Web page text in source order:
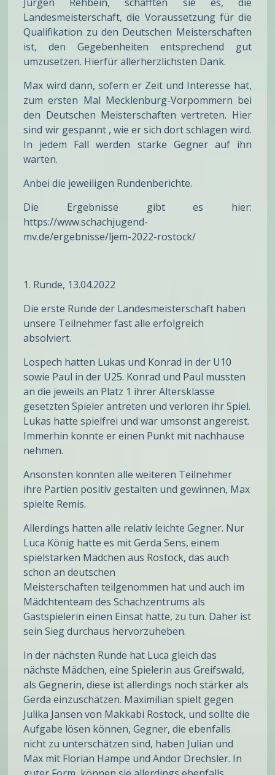
Landesmeisterschaft, die Voraussetzung für die
Qualifikation zu den Deutschen Meisterschaften
ist, den Gegebenheiten entsprechend gut
umzusetzen. Hierfür allerherzlichsten Dank.
Max wird dann, sofern er Zeit und Interesse hat,
zum ersten Mal Mecklenburg-Vorpommern bei
den Deutschen Meisterschaften vertreten. Hier
sind wir gespannt , wie er sich dort schlagen wird.
In jedem Fall werden starke Gegner auf ihn
warten.
Anbei die jeweiligen Rundenberichte.
Die Ergebnisse gibt es hier:
https://www.schachjugend-
mv.de/ergebnisse/ljem-2022-rostock/
1. Runde, 13.04.2022
Die erste Runde der Landesmeisterschaft haben
unsere Teilnehmer fast alle erfolgreich
absolviert.
Lospech hatten Lukas und Konrad in der U10
sowie Paul in der U25. Konrad und Paul mussten
an die jeweils an Platz 1 ihrer Altersklasse
gesetzten Spieler antreten und verloren ihr Spiel.
Lukas hatte spielfrei und war umsonst angereist.
Immerhin konnte er einen Punkt mit nachhause
nehmen.
Ansonsten konnten alle weiteren Teilnehmer
ihre Partien positiv gestalten und gewinnen, Max
spielte Remis.
Allerdings hatten alle relativ leichte Gegner. Nur
Luca König hatte es mit Gerda Sens, einem
spielstarken Mädchen aus Rostock, das auch
schon an deutschen
Meisterschaften teilgenommen hat und auch im
Mädchtenteam des Schachzentrums als
Gastspielerin einen Einsat hatte, zu tun. Daher ist
sein Sieg durchaus hervorzuheben.
In der nächsten Runde hat Luca gleich das
nächste Mädchen, eine Spielerin aus Greifswald,
als Gegnerin, diese ist allerdings noch stärker als
Gerda einzuschätzen. Maximilian spielt gegen
Julika Jansen von Makkabi Rostock, und sollte die
Aufgabe lösen können, Gegner, die ebenfalls
nicht zu unterschätzen sind, haben Julian und
Max mit Florian Hampe und Andor Drechsler. In